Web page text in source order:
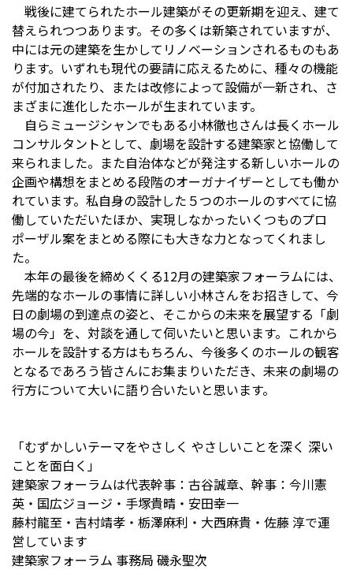
戦後に建てられたホール建築がその更新期を迎え、建て
替えられつつあります。その多くは新築されていますが、
中には元の建築を生かしてリノベーションされるものもあ
ります。いずれも現代の要請に応えるために、種々の機能
が付加されたり、または改修によって設備が一新され、さ
まざまに進化したホールが生まれています。
自らミュージシャンでもある小林徹也さんは長くホール
コンサルタントとして、劇場を設計する建築家と協働して
来られました。また自治体などが発注する新しいホールの
企画や構想をまとめる段階のオーガナイザーとしても働か
れています。私自身の設計した５つのホールのすべてに協
働していただいたほか、実現しなかったいくつものプロ
ポーザル案をまとめる際にも大きな力となってくれまし
た。
本年の最後を締めくくる12月の建築家フォーラムには、
先端的なホールの事情に詳しい小林さんをお招きして、今
日の劇場の到達点の姿と、そこからの未来を展望する「劇
場の今」を、対談を通して伺いたいと思います。これから
ホールを設計する方はもちろん、今後多くのホールの観客
となるであろう皆さんにお集まりいただき、未来の劇場の
行方について大いに語り合いたいと思います。
「むずかしいテーマをやさしく やさしいことを深く 深い
ことを面白く」
建築家フォーラムは代表幹事：古谷誠章、幹事：今川憲
英・国広ジョージ・手塚貴晴・安田幸一
藤村龍至・吉村靖孝・栃澤麻利・大西麻貴・佐藤 淳で運
営しています
建築家フォーラム 事務局 磯永聖次